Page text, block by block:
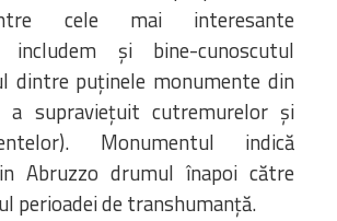
cele mai interesante
includem și bine-cunoscutul
dintre puţinele monumente din
a supraviețuit cutremurelor și
Monumentul indică
Abruzzo drumul înapoi către
perioadei de transhumanță.